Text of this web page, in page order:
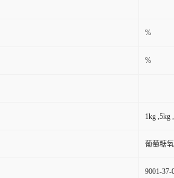
%
%
1kg ,5kg
葡萄糖
9001-37-